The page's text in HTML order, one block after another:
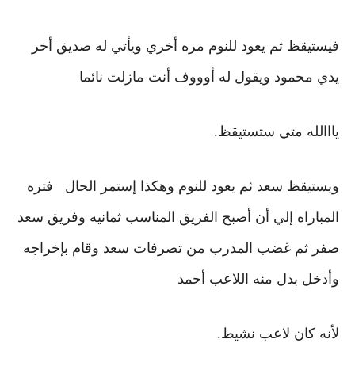
فيستيقظ ثم يعود للنوم مره أخري ويأتي له صديق أخر
يدي محمود ويقول له أوووف أنت مازلت نائما
يااالله متي ستستيقظ.
ويستيقظ سعد ثم يعود للنوم وهكذا إستمر الحال فتره
المباراه إلي أن أصبح الفريق المناسب ثمانيه وفريق سعد
صفر ثم غضب المدرب من تصرفات سعد وقام بإخراجه
وأدخل بدل منه اللاعب أحمد
لأنه كان لاعب نشيط.